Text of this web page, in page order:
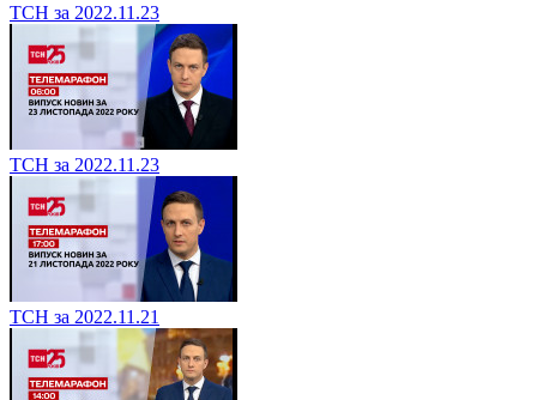
ТСН за 2022.11.23
ТСН за 2022.11.23
ТСН за 2022.11.21